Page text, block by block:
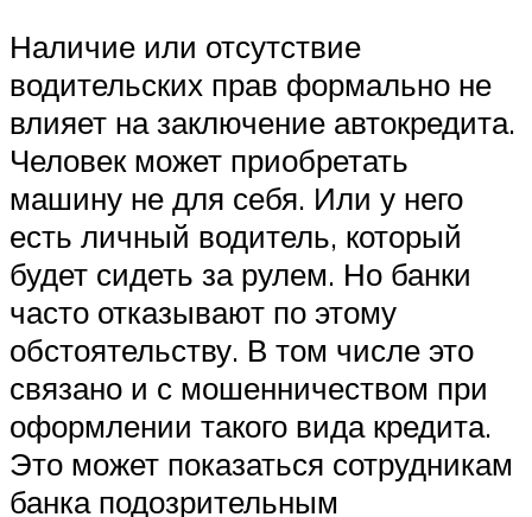
Наличие или отсутствие
водительских прав формально не
влияет на заключение автокредита.
Человек может приобретать
машину не для себя. Или у него
есть личный водитель, который
будет сидеть за рулем. Но банки
часто отказывают по этому
обстоятельству. В том числе это
связано и с мошенничеством при
оформлении такого вида кредита.
Это может показаться сотрудникам
банка подозрительным